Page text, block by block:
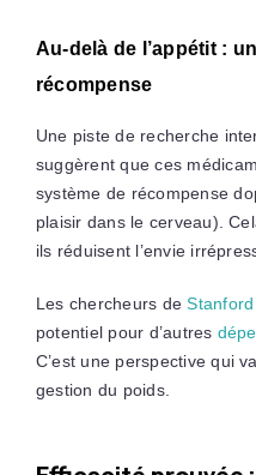
Au-delà de l’appétit :
récompense
Une piste de recherche
suggèrent que ces
système de récompense
plaisir dans le cerveau).
ils réduisent l’envie
Les chercheurs de
potentiel pour d’autres
C’est une perspective qui
gestion du poids.